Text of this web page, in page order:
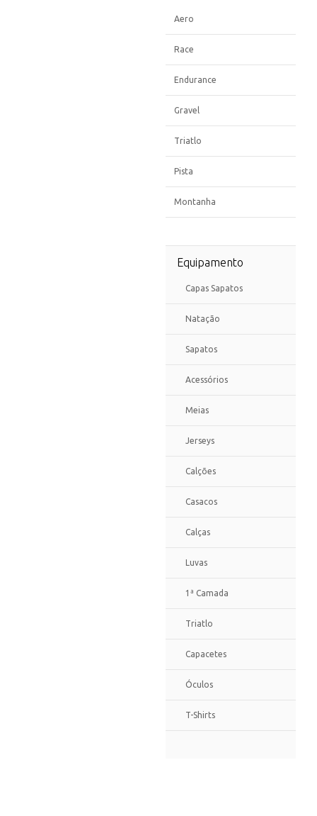
Aero
Race
Endurance
Gravel
Triatlo
Pista
Montanha
Equipamento
Capas Sapatos
Natação
Sapatos
Acessórios
Meias
Jerseys
Calções
Casacos
Calças
Luvas
1ª Camada
Triatlo
Capacetes
Óculos
T-Shirts